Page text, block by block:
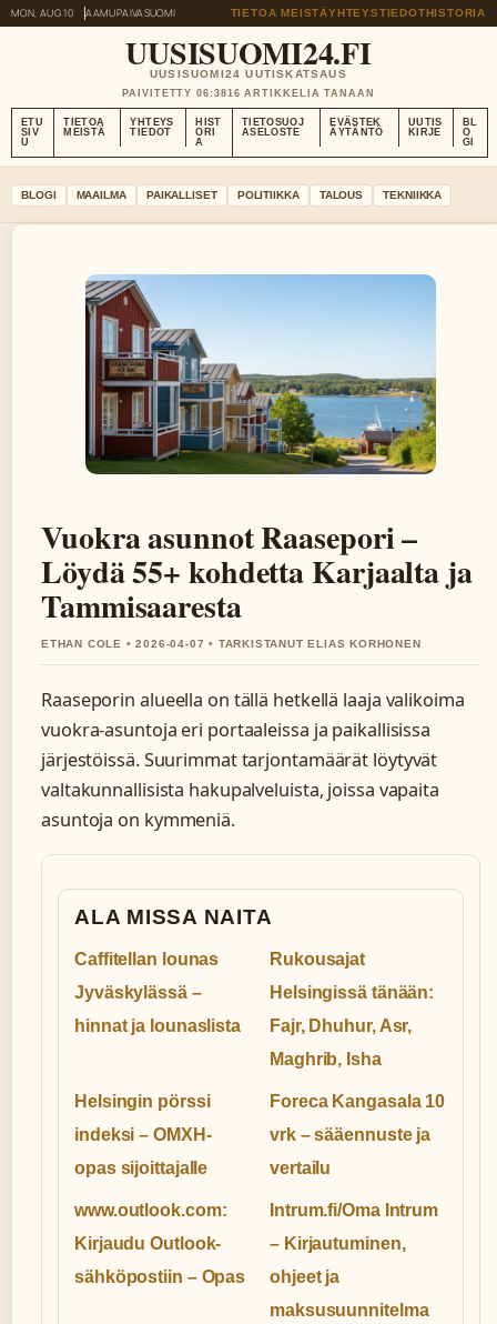
MON, AUG 10 AAMUPAIVASUOMI TIETOA MEISTÄYHTEYSTIEDOTHISTORIA
UUSISUOMI24.FI
UUSISUOMI24 UUTISKATSAUS
PAIVITETTY 06:3816 ARTIKKELIA TANAAN
ETU
SIV
U
TIETOA
MEISTÄ
YHTEYS
TIEDOT
HIST
ORI
A
TIETOSUOJ
ASELOSTE
EVÄSTEK
ÄYTÄNTÖ
UUTIS
KIRJE
BL
O
GI
BLOGI MAAILMA PAIKALLISET POLITIIKKA TALOUS TEKNIIKKA
Vuokra asunnot Raasepori –
Löydä 55+ kohdetta Karjaalta ja
Tammisaaresta
ETHAN COLE • 2026-04-07 • TARKISTANUT ELIAS KORHONEN
Raaseporin alueella on tällä hetkellä laaja valikoima
vuokra-asuntoja eri portaaleissa ja paikallisissa
järjestöissä. Suurimmat tarjontamäärät löytyvät
valtakunnallisista hakupalveluista, joissa vapaita
asuntoja on kymmeniä.
ALA MISSA NAITA
Caffitellan lounas
Jyväskylässä –
hinnat ja lounaslista
Rukousajat
Helsingissä tänään:
Fajr, Dhuhur, Asr,
Maghrib, Isha
Helsingin pörssi
indeksi – OMXH-
opas sijoittajalle
Foreca Kangasala 10
vrk – sääennuste ja
vertailu
www.outlook.com:
Kirjaudu Outlook-
sähköpostiin – Opas
Intrum.fi/Oma Intrum
– Kirjautuminen,
ohjeet ja
maksusuunnitelma